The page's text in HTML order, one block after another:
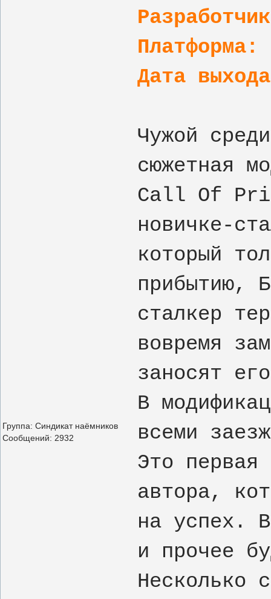
Группа: Синдикат наёмников
Сообщений: 2932
Платформа:
Дата
Чужой
сюжетная
Call Of
новичке-
который
прибытию,
сталкер
вовремя
заносят
В
всеми
Это первая
автора,
на успех.
и прочее
Несколько